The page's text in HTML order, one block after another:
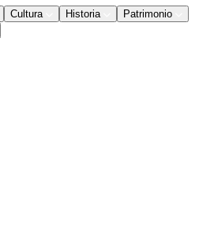
Cultura Historia
Patrimonio